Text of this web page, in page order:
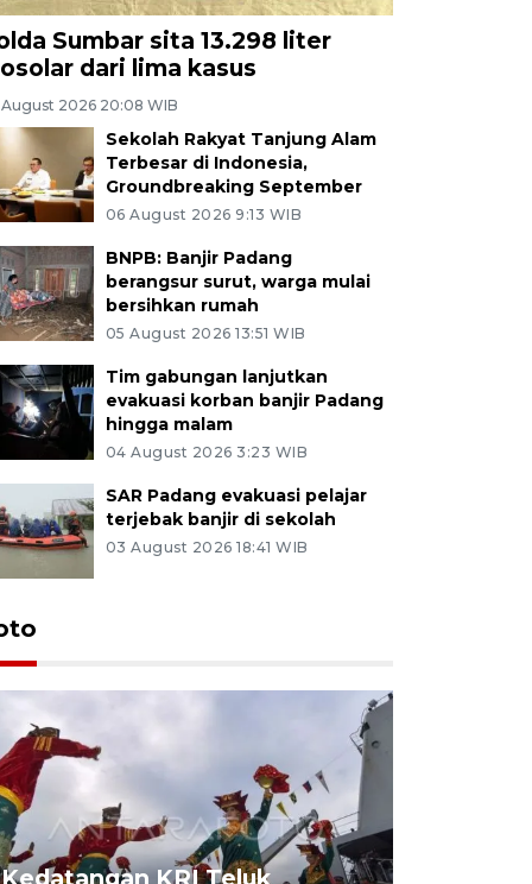
Sumbar sita 13.298 liter
dari lima kasus
2026 20:08 WIB
Sekolah Rakyat Tanjung Alam
Terbesar di Indonesia,
Groundbreaking September
06 August 2026 9:13 WIB
BNPB: Banjir Padang
berangsur surut, warga mulai
bersihkan rumah
05 August 2026 13:51 WIB
Tim gabungan lanjutkan
evakuasi korban banjir Padang
hingga malam
04 August 2026 3:23 WIB
SAR Padang evakuasi pelajar
terjebak banjir di sekolah
03 August 2026 18:41 WIB